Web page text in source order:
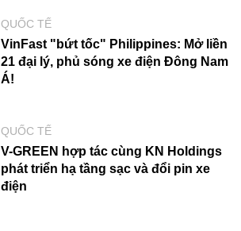
QUỐC TẾ
VinFast "bứt tốc" Philippines: Mở liền
21 đại lý, phủ sóng xe điện Đông Nam
Á!
QUỐC TẾ
V-GREEN hợp tác cùng KN Holdings
phát triển hạ tầng sạc và đổi pin xe
điện